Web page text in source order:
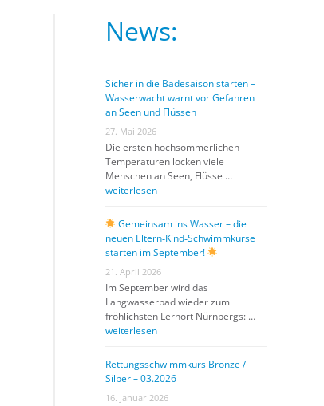
News:
Sicher in die Badesaison starten –
Wasserwacht warnt vor Gefahren
an Seen und Flüssen
27. Mai 2026
Die ersten hochsommerlichen
Temperaturen locken viele
Menschen an Seen, Flüsse …
weiterlesen
Gemeinsam ins Wasser – die
neuen Eltern‑Kind‑Schwimmkurse
starten im September!
21. April 2026
Im September wird das
Langwasserbad wieder zum
fröhlichsten Lernort Nürnbergs: …
weiterlesen
Rettungsschwimmkurs Bronze /
Silber – 03.2026
16. Januar 2026